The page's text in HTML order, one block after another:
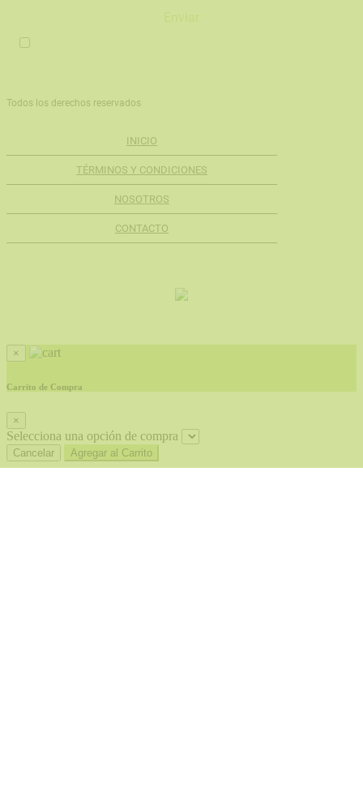
Enviar
Todos los derechos reservados
INICIO
TÉRMINOS Y CONDICIONES
NOSOTROS
CONTACTO
×
Carrito de Compra
×
Selecciona una opción de compra
Cancelar Agregar al Carrito